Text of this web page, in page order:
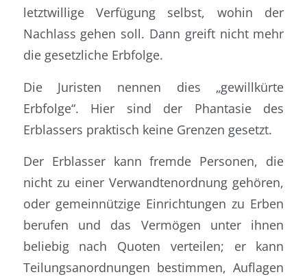
letztwillige Verfügung selbst, wohin der
Nachlass gehen soll. Dann greift nicht mehr
die gesetzliche Erbfolge.
Die Juristen nennen dies „gewillkürte
Erbfolge“. Hier sind der Phantasie des
Erblassers praktisch keine Grenzen gesetzt.
Der Erblasser kann fremde Personen, die
nicht zu einer Verwandtenordnung gehören,
oder gemeinnützige Einrichtungen zu Erben
berufen und das Vermögen unter ihnen
beliebig nach Quoten verteilen; er kann
Teilungsanordnungen bestimmen, Auflagen